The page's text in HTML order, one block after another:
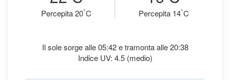
Percepita 20°C Percepita 14°C
Il sole sorge alle 05:42 e tramonta alle 20:38
Indice UV: 4.5 (medio)